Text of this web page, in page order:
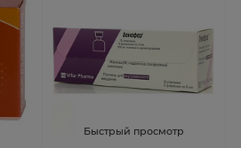
Быстрый просмотр